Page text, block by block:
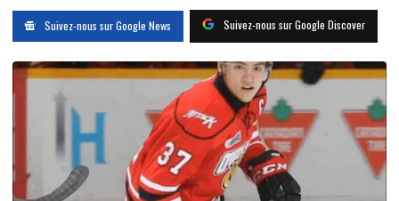
Suivez-nous sur Google News Suivez-nous sur Google Discover